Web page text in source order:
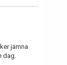
jämna
dag.